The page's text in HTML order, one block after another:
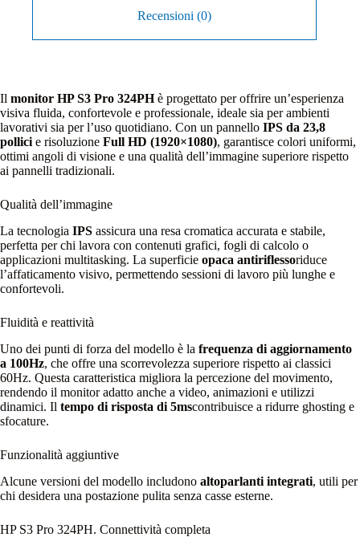
Recensioni (0)
Il monitor HP S3 Pro 324PHè progettato per offrire un’esperienza
visiva fluida, confortevole e professionale, ideale sia per ambienti
lavorativi sia per l’uso quotidiano. Con un pannello IPS da 23,8
pollicie risoluzione Full HD (1920×1080), garantisce colori uniformi,
ottimi angoli di visione e una qualità dell’immagine superiore rispetto
ai pannelli tradizionali.
Qualità dell’immagine
La tecnologia IPS assicura una resa cromatica accurata e stabile,
perfetta per chi lavora con contenuti grafici, fogli di calcolo o
applicazioni multitasking. La superficie opaca antiriflessoriduce
l’affaticamento visivo, permettendo sessioni di lavoro più lunghe e
confortevoli.
Fluidità e reattività
Uno dei punti di forza del modello è la frequenza di aggiornamento
a 100Hz, che offre una scorrevolezza superiore rispetto ai classici
60Hz. Questa caratteristica migliora la percezione del movimento,
rendendo il monitor adatto anche a video, animazioni e utilizzi
dinamici. Il tempo di risposta di 5mscontribuisce a ridurre ghosting e
sfocature.
Funzionalità aggiuntive
Alcune versioni del modello includono altoparlanti integrati, utili per
chi desidera una postazione pulita senza casse esterne.
HP S3 Pro 324PH. Connettività completa